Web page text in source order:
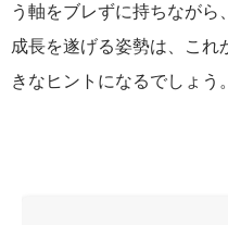
う軸をブレずに持ちながら
成長を遂げる姿勢は、これ
きなヒントになるでしょう。